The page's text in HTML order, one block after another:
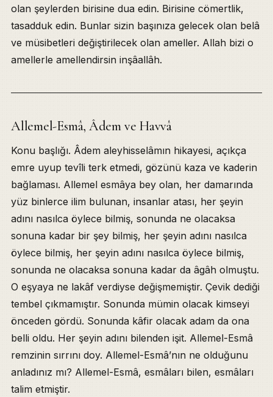
olan şeylerden birisine dua edin. Birisine cömertlik,
tasadduk edin. Bunlar sizin başınıza gelecek olan belâ
ve müsibetleri değiştirilecek olan ameller. Allah bizi o
amellerle amellendirsin inşâallâh.
Allemel-Esmâ, Âdem ve Havvâ
Konu başlığı. Âdem aleyhisselâmın hikayesi, açıkça
emre uyup tevîli terk etmedi, gözünü kaza ve kaderin
bağlaması. Allemel esmâya bey olan, her damarında
yüz binlerce ilim bulunan, insanlar atası, her şeyin
adını nasılca öylece bilmiş, sonunda ne olacaksa
sonuna kadar bir şey bilmiş, her şeyin adını nasılca
öylece bilmiş, her şeyin adını nasılca öylece bilmiş,
sonunda ne olacaksa sonuna kadar da âgâh olmuştu.
O eşyaya ne lakâf verdiyse değişmemiştir. Çevik dediği
tembel çıkmamıştır. Sonunda mümin olacak kimseyi
önceden gördü. Sonunda kâfir olacak adam da ona
belli oldu. Her şeyin adını bilenden işit. Allemel-Esmâ
remzinin sırrını doy. Allemel-Esmâ’nın ne olduğunu
anladınız mı? Allemel-Esmâ, esmâları bilen, esmâları
talim etmiştir.